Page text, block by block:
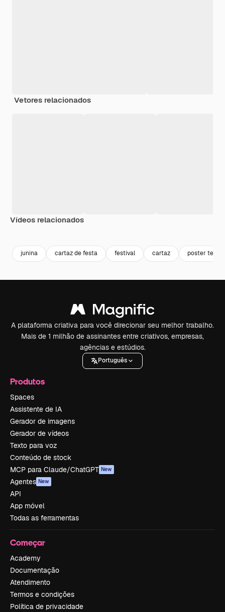
Vetores relacionados
Vídeos relacionados
junina cartaz de festa festival cartaz poster
A plataforma criativa para você direcionar seu melhor trabalho.
Mais de 1 milhão de assinantes entre criativos, empresas,
agências e estúdios.
Português
Produtos
Spaces
Assistente de IA
Gerador de imagens
Gerador de vídeos
Texto para voz
Conteúdo de stock
MCP para Claude/ChatGPT New
Agentes New
API
App móvel
Todas as ferramentas
Começar
Academy
Documentação
Atendimento
Termos e condições
Política de privacidade